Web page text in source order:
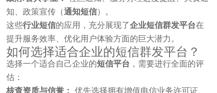
知、政策宣传（通知短信）。
这些行业短信的应用，充分展现了企业短信群发平台在
提升服务效率、优化用户体验方面的巨大潜力。
如何选择适合企业的短信群发平台？
选择一个适合自己企业的短信平台 ，需要进行全面的评
估：
核查资质与信誉：
优先选择拥有增值电信业务许可证、